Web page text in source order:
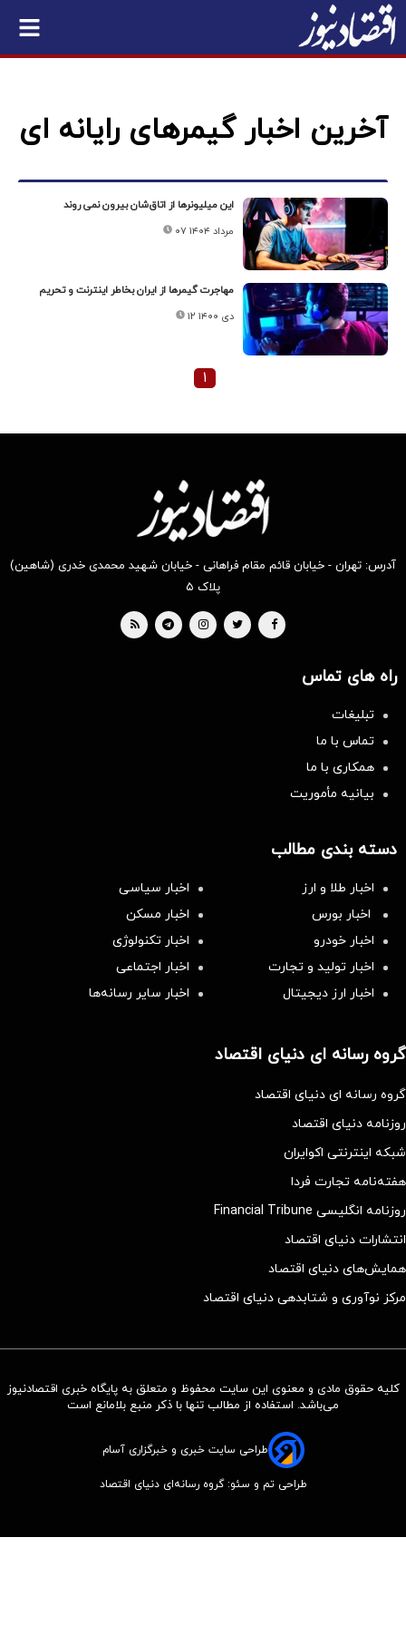
آخرین اخبار گیمرهای رایانه ای
این میلیونرها از اتاق‌شان بیرون نمی روند
۰۷ مرداد ۱۴۰۴
مهاجرت گیمرها از ایران بخاطر اینترنت و تحریم
۱۲ دی ۱۴۰۰
۱
آدرس: تهران - خیابان قائم مقام فراهانی - خیابان شهید محمدی خدری (شاهین)
پلاک ۵
راه های تماس
تبلیغات
تماس با ما
همکاری با ما
بیانیه مأموریت
دسته بندی مطالب
اخبار طلا و ارز
اخبار سیاسی
اخبار بورس
اخبار مسکن
اخبار خودرو
اخبار تکنولوژی
اخبار تولید و تجارت
اخبار اجتماعی
اخبار ارز دیجیتال
اخبار سایر رسانه‌‌ها
گروه رسانه ای دنیای اقتصاد
گروه رسانه ای دنیای اقتصاد
روزنامه دنیای اقتصاد
شبکه اینترنتی اکوایران
هفته‌نامه تجارت فردا
روزنامه انگلیسی Financial Tribune
انتشارات دنیای اقتصاد
همایش‌های دنیای اقتصاد
مرکز نوآوری و شتابدهی دنیای اقتصاد
کلیه حقوق مادی و معنوی این سایت محفوظ و متعلق به پایگاه خبری اقتصادنیوز
می‌باشد. استفاده از مطالب تنها با ذکر منبع بلامانع است
طراحی سایت خبری و خبرگزاری آسام
طراحی تم و سئو: گروه رسانه‌ای دنیای اقتصاد